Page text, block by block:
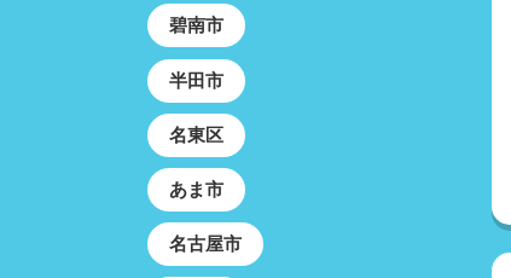
碧南市
半田市
名東区
あま市
名古屋市